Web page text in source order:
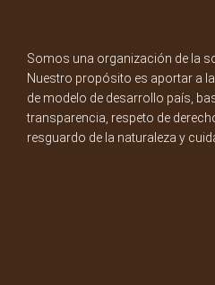
Somos una organización de la
Nuestro propósito es aportar a
de modelo de desarrollo país,
transparencia, respeto de
resguardo de la naturaleza y